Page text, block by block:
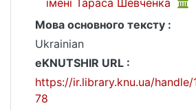
імені Тараса Шевченка
Мова основного тексту :
Ukrainian
eKNUTSHIR URL :
https://ir.library.knu.ua/
78